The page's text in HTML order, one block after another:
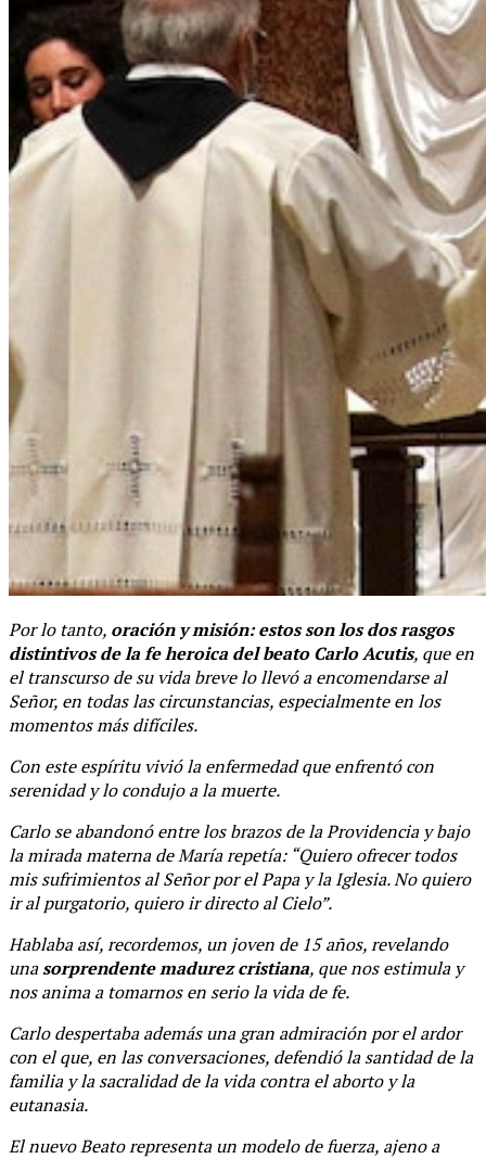
Por lo tanto, oración y misión: estos son los dos rasgos
distintivos de la fe heroica del beato Carlo Acutis, que en
el transcurso de su vida breve lo llevó a encomendarse al
Señor, en todas las circunstancias, especialmente en los
momentos más difíciles.
Con este espíritu vivió la enfermedad que enfrentó con
serenidad y lo condujo a la muerte.
Carlo se abandonó entre los brazos de la Providencia y bajo
la mirada materna de María repetía: “Quiero ofrecer todos
mis sufrimientos al Señor por el Papa y la Iglesia. No quiero
ir al purgatorio, quiero ir directo al Cielo”.
Hablaba así, recordemos, un joven de 15 años, revelando
unasorprendente madurez cristiana, que nos estimula y
nos anima a tomarnos en serio la vida de fe.
Carlo despertaba además una gran admiración por el ardor
con el que, en las conversaciones, defendió la santidad de la
familia y la sacralidad de la vida contra el aborto y la
eutanasia.
El nuevo Beato representa un modelo de fuerza, ajeno a